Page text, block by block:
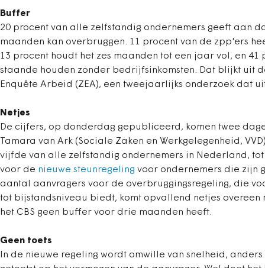
Buffer
20 procent van alle zelfstandig ondernemers geeft aan
maanden kan overbruggen. 11 procent van de zpp'ers
13 procent houdt het zes maanden tot een jaar vol, en
staande houden zonder bedrijfsinkomsten. Dat blijkt uit
Enquête Arbeid (ZEA), een tweejaarlijks onderzoek dat
Netjes
De cijfers, op donderdag gepubliceerd, komen twee
Tamara van Ark (Sociale Zaken en Werkgelegenheid,
vijfde van alle zelfstandig ondernemers in Nederland,
voor de nieuwe steunregeling voor ondernemers die zijn
aantal aanvragers voor de overbruggingsregeling, die
tot bijstandsniveau biedt, komt opvallend netjes overeen
het CBS geen buffer voor drie maanden heeft.
Geen toets
In de nieuwe regeling wordt omwille van snelheid,